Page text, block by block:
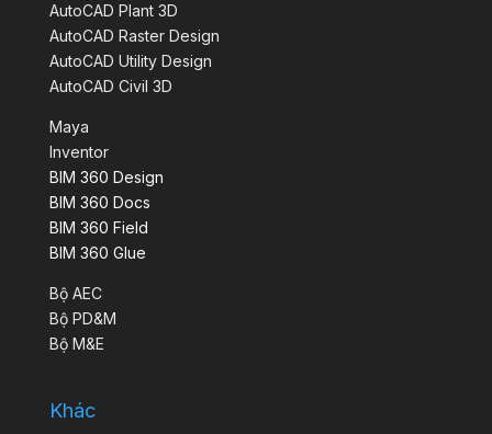
AutoCAD Plant 3D
AutoCAD Raster Design
AutoCAD Utility Design
AutoCAD Civil 3D
Maya
Inventor
BIM 360 Design
BIM 360 Docs
BIM 360 Field
BIM 360 Glue
Bộ AEC
Bộ PD&M
Bộ M&E
Khác